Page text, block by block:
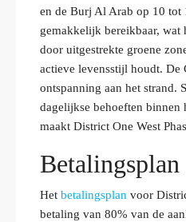
en de Burj Al Arab op 10 tot
gemakkelijk bereikbaar, wat
door uitgestrekte groene
actieve levensstijl houdt. De
ontspanning aan het strand.
dagelijkse behoeften binnen
maakt District One West
Betalingsplan
Het betalingsplan voor
betaling van 80% van de